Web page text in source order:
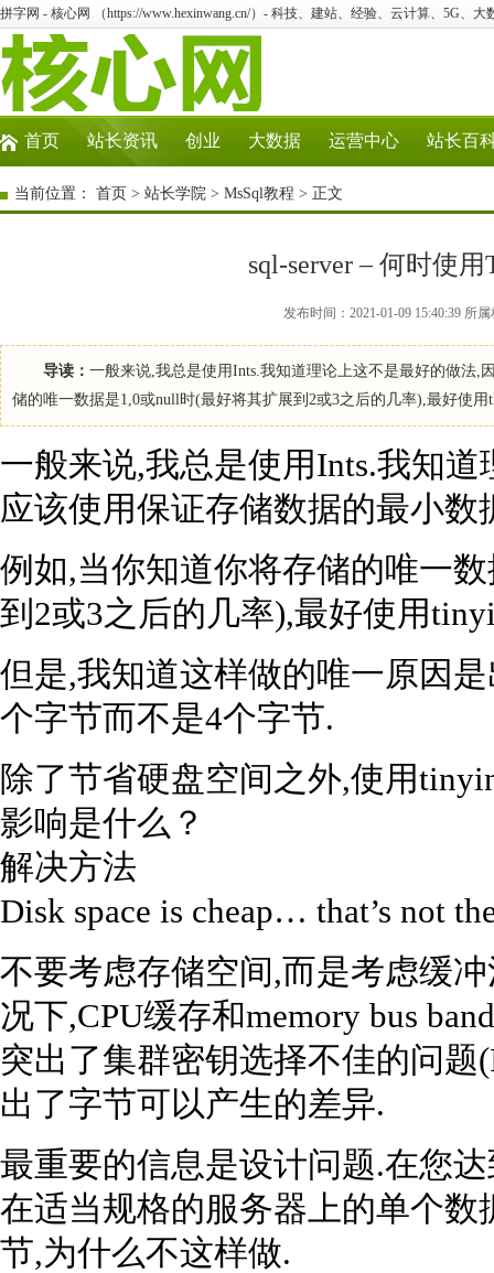
拼字网 - 核心网 （https://www.hexinwang.cn/）- 科技、建站、经验、云计算、5G、大
首页 站长资讯 创业 大数据 运营中心 站长百
当前位置： 首页 > 站长学院 > MsSql教程 > 正文
sql-server – 何时使
发布时间：2021-01-09 15:40:39 所
导读： 一般来说,我总是使用Ints.我知道理论上这不是最好的做法,
储的唯一数据是1,0或null时(最好将其扩展到2或3之后的几率),最好使
一般来说,我总是使用Ints.我知
应该使用保证存储数据的最小数
例如,当你知道你将存储的唯一
到2或3之后的几率),最好使用
但是,我知道这样做的唯一原因
个字节而不是4个字节.
除了节省硬盘空间之外,使用
影响是什么？
解决方法
Disk space is cheap… that’s not
不要考虑存储空间,而是考虑缓
况下,CPU缓存和memory bus
突出了集群密钥选择不佳的问
出了字节可以产生的差异.
最重要的信息是设计问题.在您
在适当规格的服务器上的单个
节,为什么不这样做.